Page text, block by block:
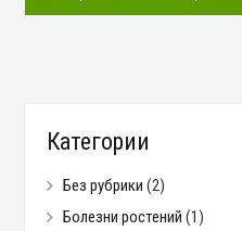
Категории
Без рубрики (2)
Болезни ростений (1)